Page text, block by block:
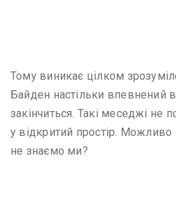
Тому виникає цілком
Байден настільки впевнений
закінчиться. Такі меседжі не
у відкритий простір.
не знаємо ми?